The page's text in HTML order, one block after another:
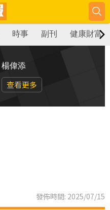
時事 副刊 健康財富
楊偉添
查看更多
發佈時間: 2025/07/15